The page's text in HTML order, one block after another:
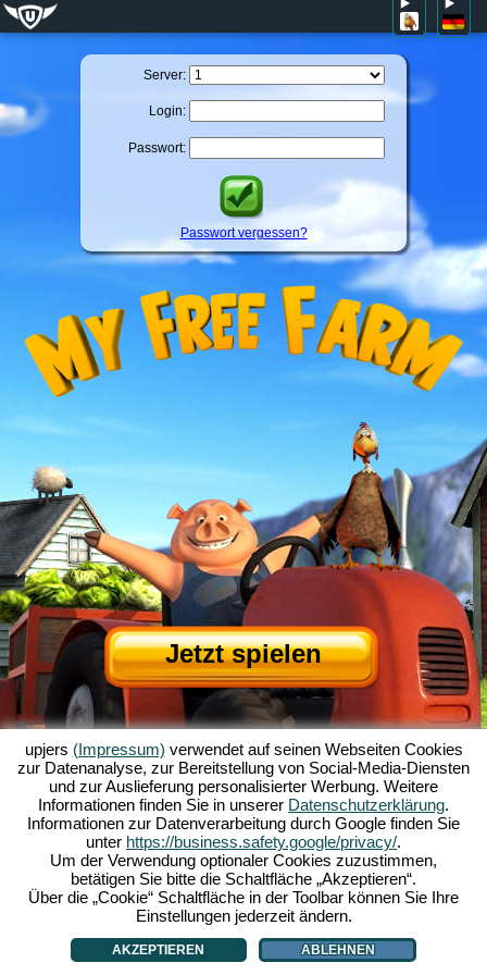
Server:
Login:
Passwort:
Passwort vergessen?
Jetzt spielen
Über My Free Farm |Die Story zum Browserspiel Die Features|AGB |
Impressum |Datenschutzerklärung|Regeln|Forum|Support|Spielinfo
My Free Farm 2 App|Google Play| App Store|
Browsergames - Upjers.com|Cookies verwalten
upjers (Impressum) verwendet auf seinen Webseiten Cookies
zur Datenanalyse, zur Bereitstellung von Social-Media-Diensten
und zur Auslieferung personalisierter Werbung. Weitere
Informationen finden Sie in unserer Datenschutzerklärung.
Informationen zur Datenverarbeitung durch Google finden Sie
unter https://business.safety.google/privacy/.
Um der Verwendung optionaler Cookies zuzustimmen,
betätigen Sie bitte die Schaltfläche „Akzeptieren“.
Über die „Cookie“ Schaltfläche in der Toolbar können Sie Ihre
Einstellungen jederzeit ändern.
AKZEPTIEREN ABLEHNEN